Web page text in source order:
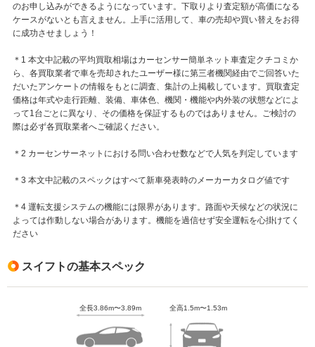
のお申し込みができるようになっています。下取りより査定額が高価になる
ケースがないとも言えません。上手に活用して、車の売却や買い替えをお得
に成功させましょう！
＊1 本文中記載の平均買取相場はカーセンサー簡単ネット車査定クチコミか
ら、各買取業者で車を売却されたユーザー様に第三者機関経由でご回答いた
だいたアンケートの情報をもとに調査、集計の上掲載しています。買取査定
価格は年式や走行距離、装備、車体色、機関・機能や内外装の状態などによ
って1台ごとに異なり、その価格を保証するものではありません。ご検討の
際は必ず各買取業者へご確認ください。
＊2 カーセンサーネットにおける問い合わせ数などで人気を判定しています
＊3 本文中記載のスペックはすべて新車発表時のメーカーカタログ値です
＊4 運転支援システムの機能には限界があります。路面や天候などの状況に
よっては作動しない場合があります。機能を過信せず安全運転を心掛けてく
ださい
スイフトの基本スペック
全長3.86m〜3.89m 全高1.5m〜1.53m